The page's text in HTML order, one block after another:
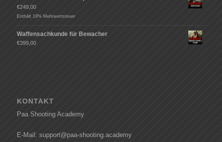
€249,00
Enthält 19% Mehrwertsteuer
Waffensachkunde für Bewacher
€399,00
KONTAKT
Paa Shooting Academy
E-Mail: support@paa-shooting.academy